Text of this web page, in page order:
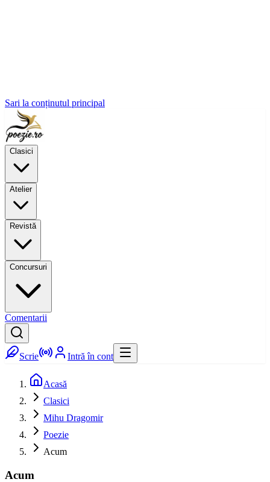
Sari la conținutul principal
Clasici
Atelier
Revistă
Concursuri
Comentarii
Scrie Intră în cont
Acasă
Clasici
Mihu Dragomir
Poezie
Acum
Acum